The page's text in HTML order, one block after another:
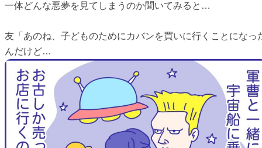
一体どんな悪夢を見てしまうのか聞いてみると…
友「あのね、子どものためにカバンを買いに行くことになっ
んだけど…